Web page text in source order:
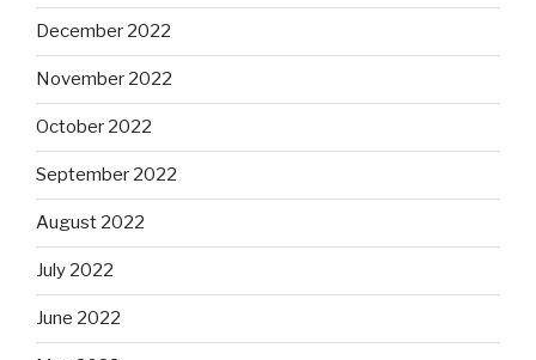
December 2022
November 2022
October 2022
September 2022
August 2022
July 2022
June 2022